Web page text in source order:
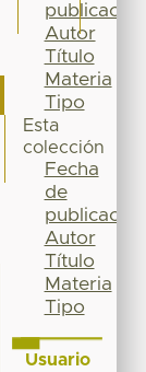
publicación
Autor
Título
Materia
Tipo
Esta
colección
Fecha
de
publicación
Autor
Título
Materia
Tipo
Usuario